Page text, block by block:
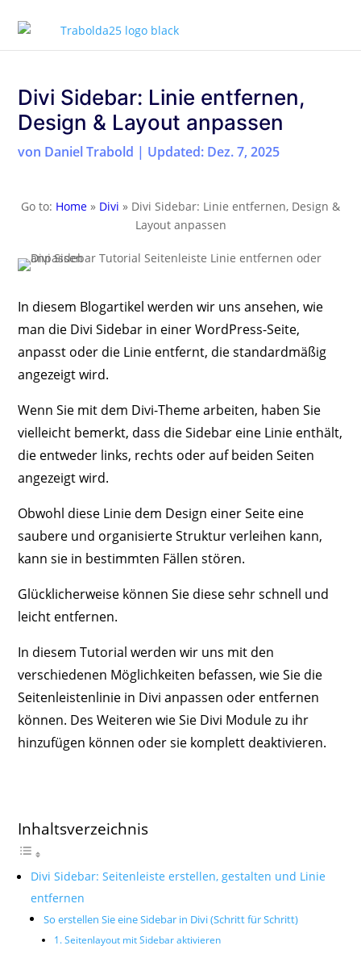
Divi Sidebar: Linie entfernen,
Design & Layout anpassen
von Daniel Trabold | Updated: Dez. 7, 2025
Go to: Home » Divi » Divi Sidebar: Linie entfernen, Design &
Layout anpassen
In diesem Blogartikel werden wir uns ansehen, wie
man die Divi Sidebar in einer WordPress-Seite,
anpasst oder die Linie entfernt, die standardmäßig
angezeigt wird.
Wenn Sie mit dem Divi-Theme arbeiten, haben Sie
vielleicht bemerkt, dass die Sidebar eine Linie enthält,
die entweder links, rechts oder auf beiden Seiten
angezeigt wird.
Obwohl diese Linie dem Design einer Seite eine
saubere und organisierte Struktur verleihen kann,
kann sie in bestimmten Fällen stören.
Glücklicherweise können Sie diese sehr schnell und
leicht entfernen.
In diesem Tutorial werden wir uns mit den
verschiedenen Möglichkeiten befassen, wie Sie die
Seitenleistenlinie in Divi anpassen oder entfernen
können. Des Weiteren wie Sie Divi Module zu ihr
hinzufügen können oder sie komplett deaktivieren.
Inhaltsverzeichnis
Divi Sidebar: Seitenleiste erstellen, gestalten und Linie
entfernen
So erstellen Sie eine Sidebar in Divi (Schritt für Schritt)
1. Seitenlayout mit Sidebar aktivieren